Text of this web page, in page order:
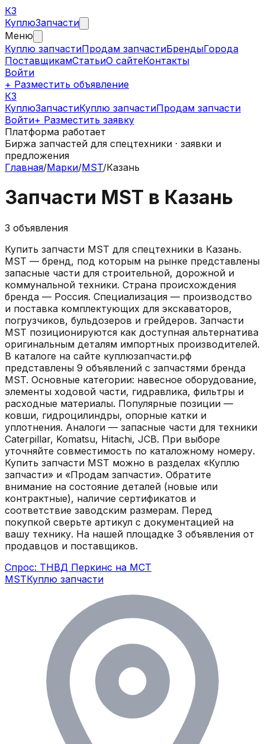
КЗ
КуплюЗапчасти
Меню
Куплю запчастиПродам запчастиБрендыГорода
ПоставщикамСтатьиО сайтеКонтакты
Войти
+ Разместить объявление
КЗ
КуплюЗапчастиКуплю запчастиПродам запчасти
Войти+ Разместить заявку
Платформа работает
Биржа запчастей для спецтехники · заявки и
предложения
Главная/Марки/MST/Казань
Запчасти MST в Казань
3 объявления
Купить запчасти MST для спецтехники в Казань.
MST — бренд, под которым на рынке представлены
запасные части для строительной, дорожной и
коммунальной техники. Страна происхождения
бренда — Россия. Специализация — производство
и поставка комплектующих для экскаваторов,
погрузчиков, бульдозеров и грейдеров. Запчасти
MST позиционируются как доступная альтернатива
оригинальным деталям импортных производителей.
В каталоге на сайте куплюзапчасти.рф
представлены 9 объявлений с запчастями бренда
MST. Основные категории: навесное оборудование,
элементы ходовой части, гидравлика, фильтры и
расходные материалы. Популярные позиции —
ковши, гидроцилиндры, опорные катки и
уплотнения. Аналоги — запасные части для техники
Caterpillar, Komatsu, Hitachi, JCB. При выборе
уточняйте совместимость по каталожному номеру.
Купить запчасти MST можно в разделах «Куплю
запчасти» и «Продам запчасти». Обратите
внимание на состояние деталей (новые или
контрактные), наличие сертификатов и
соответствие заводским размерам. Перед
покупкой сверьте артикул с документацией на
вашу технику. На нашей площадке 3 объявления от
продавцов и поставщиков.
Спрос: ТНВД Перкинс на МСТ
MSTКуплю запчасти